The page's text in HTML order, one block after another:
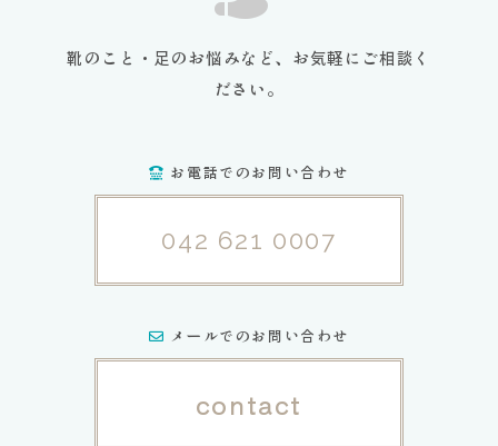
靴のこと・足のお悩みなど、お気軽にご相談く
ださい。
お電話でのお問い合わせ
042 621 0007
メールでのお問い合わせ
contact